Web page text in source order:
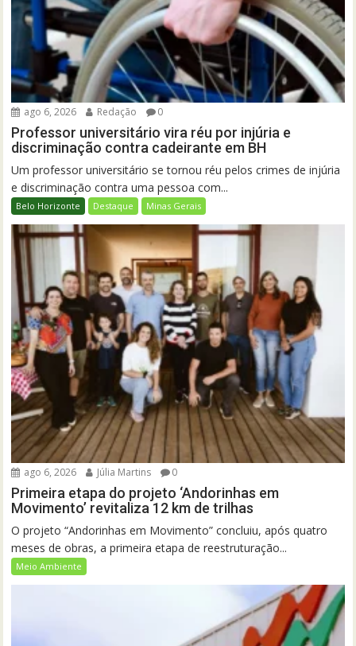
ago 6, 2026 Redação 0
Professor universitário vira réu por injúria e
discriminação contra cadeirante em BH
Um professor universitário se tornou réu pelos crimes de injúria
e discriminação contra uma pessoa com...
Belo Horizonte Destaque Minas Gerais
ago 6, 2026 Júlia Martins 0
Primeira etapa do projeto ‘Andorinhas em
Movimento’ revitaliza 12 km de trilhas
O projeto “Andorinhas em Movimento” concluiu, após quatro
meses de obras, a primeira etapa de reestruturação...
Meio Ambiente